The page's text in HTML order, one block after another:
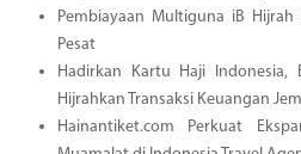
Pembiayaan Multiguna iB
Pesat
Hadirkan Kartu Haji Indonesia,
Hijrahkan Transaksi Keuangan
Hainantiket.com Perkuat